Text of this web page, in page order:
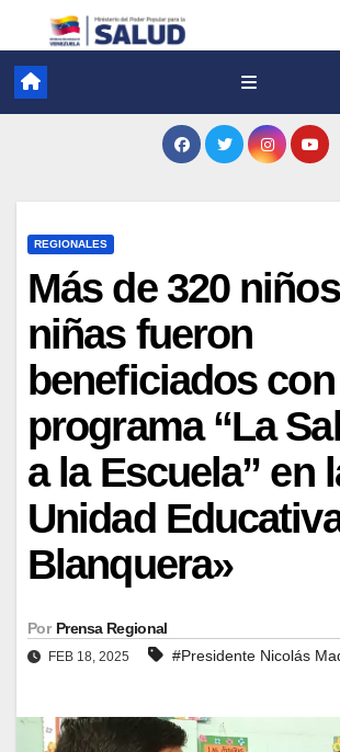
REGIONALES
Más de 320
niñas fueron
beneficiados con
programa “La
a la Escuela” en
Unidad
Blanquera»
Por Prensa Regional
FEB 18, 2025 #Presidente Nicolás